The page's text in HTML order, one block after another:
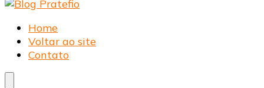
Blog Pratefio
Arames e Telas de Qualidade
Home
Voltar ao site
Contato